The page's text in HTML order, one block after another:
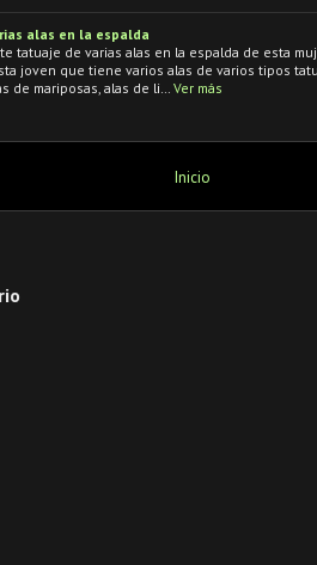
alas en la espalda
tatuaje de varias alas en la espalda de esta
joven que tiene varios alas de varios tipos
de mariposas, alas de li…
Ver más
Inicio